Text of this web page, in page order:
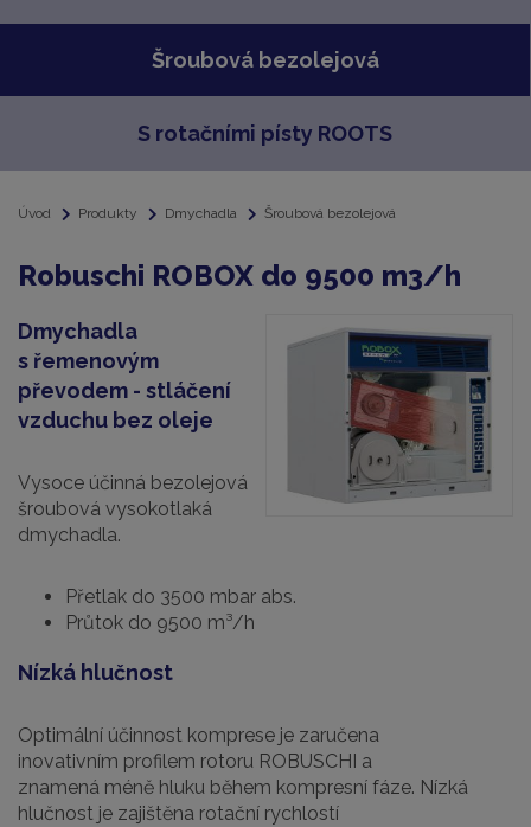
Šroubová bezolejová
S rotačními písty ROOTS
Úvod Produkty Dmychadla Šroubová bezolejová
Robuschi ROBOX do 9500 m3/h
Dmychadla
s řemenovým
převodem - stláčení
vzduchu bez oleje
Vysoce účinná bezolejová
šroubová vysokotlaká
dmychadla.
Přetlak do 3500 mbar abs.
Průtok do 9500 m³/h
Nízká hlučnost
Optimální účinnost komprese je zaručena
inovativním profilem rotoru ROBUSCHI a
znamená méně hluku během kompresní fáze. Nízká
hlučnost je zajištěna rotační rychlostí